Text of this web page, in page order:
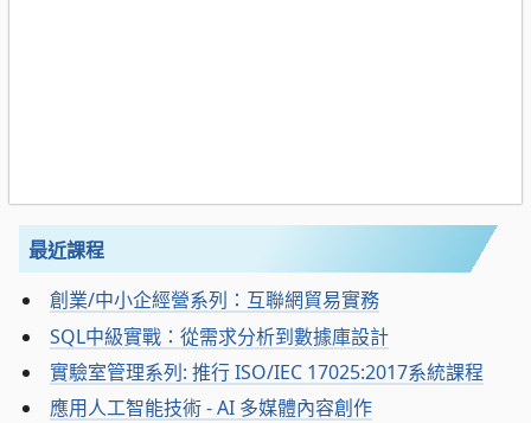
最近課程
創業/中小企經營系列：互聯網貿易實務
SQL中級實戰：從需求分析到數據庫設計
實驗室管理系列: 推行 ISO/IEC 17025:2017系統課程
應用人工智能技術 - AI 多媒體內容創作